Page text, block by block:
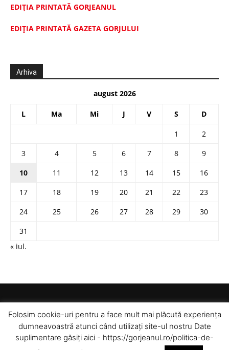
EDIȚIA PRINTATĂ GORJEANUL
EDIŢIA PRINTATĂ GAZETA GORJULUI
Arhiva
august 2026
L Ma Mi J V S D
1
2
3
4 5 6 7 8
9
10
11 12 13 14 15
16
17
18 19 20 21 22
23
24
25 26 27 28 29
30
31
« iul.
Folosim cookie-uri pentru a face mult mai plăcută experiența
dumneavoastră atunci când utilizați site-ul nostru Date
suplimentare găsiți aici - https://gorjeanul.ro/politica-de-